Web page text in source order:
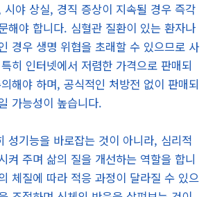
야 상실, 경직 증상이 지속될 경우 즉각
해야 합니다. 심혈관 질환이 있는 환자나
경우 생명 위협을 초래할 수 있으므로 사
히 인터넷에서 저렴한 가격으로 판매되
해야 하며, 공식적인 처방전 없이 판매되
가능성이 높습니다.
성기능을 바로잡는 것이 아니라, 심리적
켜 주며 삶의 질을 개선하는 역할을 합니
체질에 따라 적응 과정이 달라질 수 있으